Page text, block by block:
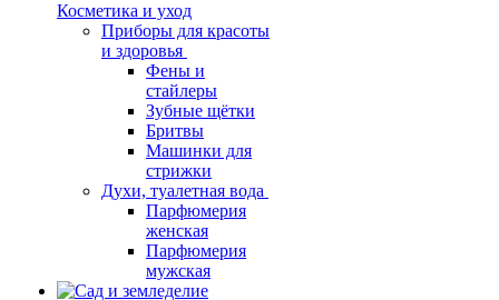
Косметика и уход
Приборы для красоты
и здоровья
Фены и
стайлеры
Зубные щётки
Бритвы
Машинки для
стрижки
Духи, туалетная вода
Парфюмерия
женская
Парфюмерия
мужская